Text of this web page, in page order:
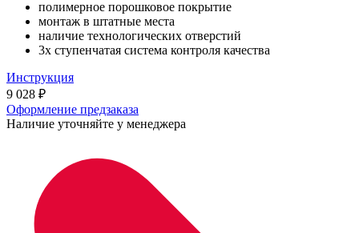
полимерное порошковое покрытие
монтаж в штатные места
наличие технологических отверстий
3х ступенчатая система контроля качества
Инструкция
9 028 ₽
Оформление предзаказа
Наличие уточняйте у менеджера